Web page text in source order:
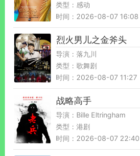
类型：感动
时间：2026-08-07 16:08
烈火男儿之金斧头
导演：落九川
类型：歌舞剧
时间：2026-08-07 11:27
战略高手
导演：Bille Eltringham
类型：港剧
时间：2026-08-07 22:40